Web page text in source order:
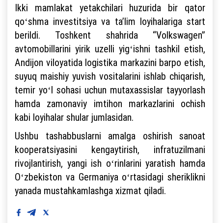
Ikki mamlakat yetakchilari huzurida bir qator
qoʻshma investitsiya va taʼlim loyihalariga start
berildi. Toshkent shahrida “Volkswagen”
avtomobillarini yirik uzelli yigʻishni tashkil etish,
Andijon viloyatida logistika markazini barpo etish,
suyuq maishiy yuvish vositalarini ishlab chiqarish,
temir yoʻl sohasi uchun mutaxassislar tayyorlash
hamda zamonaviy imtihon markazlarini ochish
kabi loyihalar shular jumlasidan.
Ushbu tashabbuslarni amalga oshirish sanoat
kooperatsiyasini kengaytirish, infratuzilmani
rivojlantirish, yangi ish oʻrinlarini yaratish hamda
Oʻzbekiston va Germaniya oʻrtasidagi sheriklikni
yanada mustahkamlashga xizmat qiladi.